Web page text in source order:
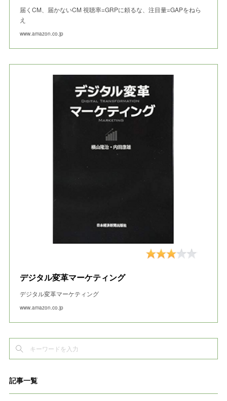
届くCM、届かないCM 視聴率=GRPに頼るな、注目量=GAPをねら
え
www.amazon.co.jp
デジタル変革マーケティング
デジタル変革マーケティング
www.amazon.co.jp
記事一覧